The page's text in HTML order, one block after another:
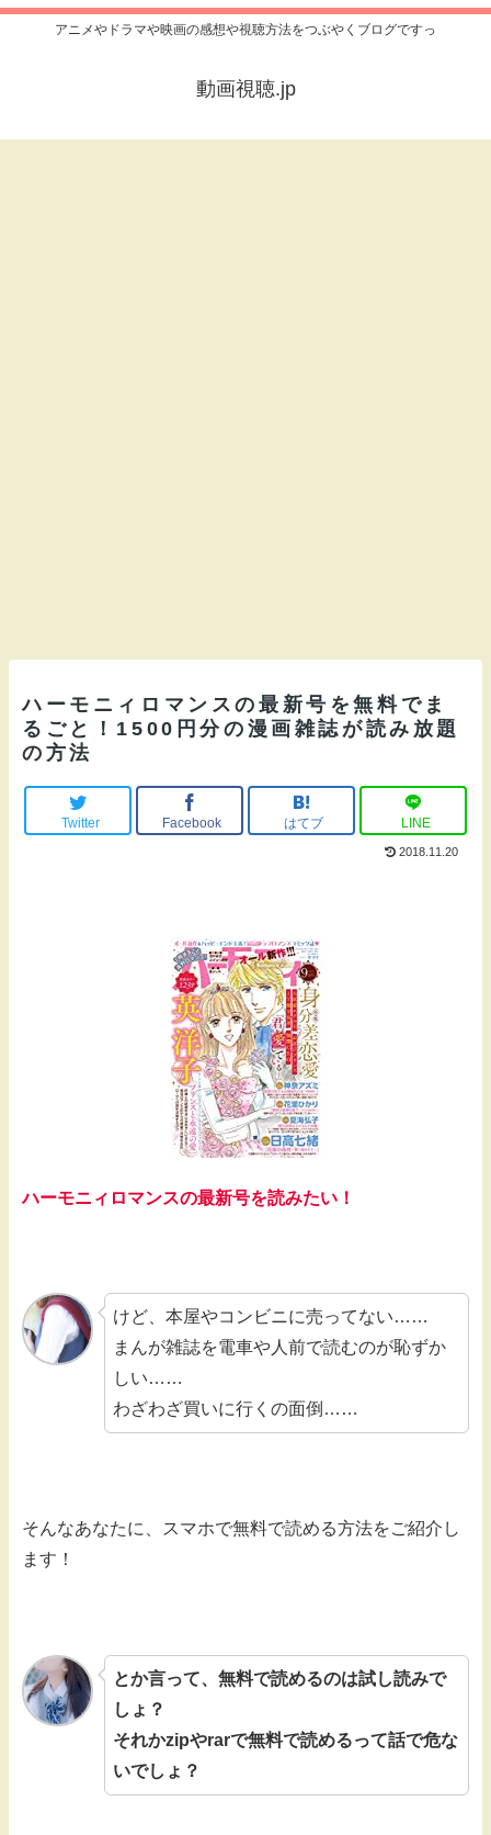
アニメやドラマや映画の感想や視聴方法をつぶやくブログですっ
動画視聴.jp
ハーモニィロマンスの最新号を無料でま
るごと！1500円分の漫画雑誌が読み放題
の方法
Twitter Facebook はてブ LINE
2018.11.20
ハーモニィロマンスの最新号を読みたい！
けど、本屋やコンビニに売ってない……
まんが雑誌を電車や人前で読むのが恥ずか
しい……
わざわざ買いに行くの面倒……
そんなあなたに、スマホで無料で読める方法をご紹介し
ます！
とか言って、無料で読めるのは試し読みで
しょ？
それかzipやrarで無料で読めるって話で危な
いでしょ？